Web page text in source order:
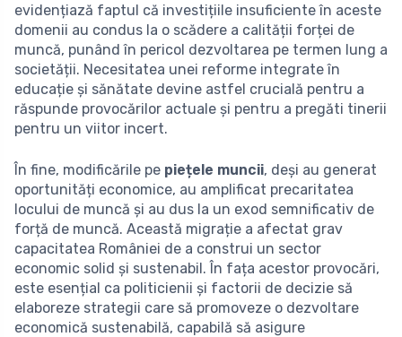
evidențiază faptul că investițiile insuficiente în aceste
domenii au condus la o scădere a calității forței de
muncă, punând în pericol dezvoltarea pe termen lung a
societății. Necesitatea unei reforme integrate în
educație și sănătate devine astfel crucială pentru a
răspunde provocărilor actuale și pentru a pregăti tinerii
pentru un viitor incert.
În fine, modificările pe piețele muncii, deși au generat
oportunități economice, au amplificat precaritatea
locului de muncă și au dus la un exod semnificativ de
forță de muncă. Această migrație a afectat grav
capacitatea României de a construi un sector
economic solid și sustenabil. În fața acestor provocări,
este esențial ca politicienii și factorii de decizie să
elaboreze strategii care să promoveze o dezvoltare
economică sustenabilă, capabilă să asigure